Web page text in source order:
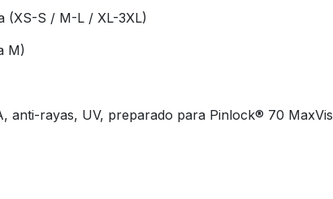
(XS-S / M-L / XL-3XL)
M)
anti-rayas, UV, preparado para Pinlock® 70